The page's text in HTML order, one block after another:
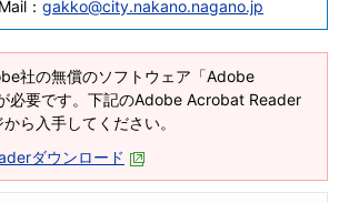
： gakko@city.nakano.nagano.jp
社の無償のソフトウェア「Adobe
必要です。下記のAdobe Acrobat Reader
ら入手してください。
ダウンロード